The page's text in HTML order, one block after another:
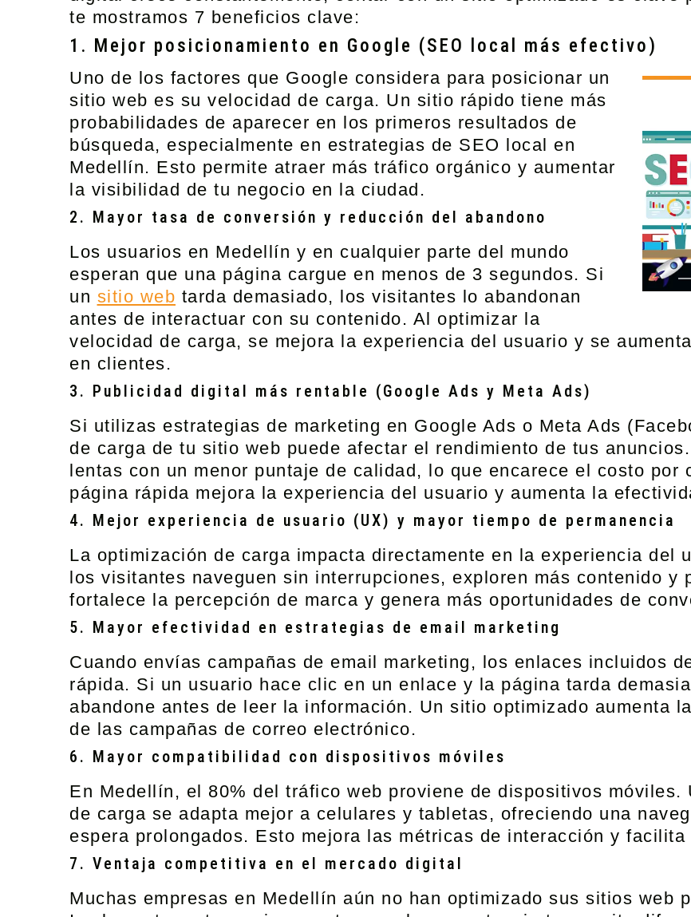
te mostramos 7 beneficios clave:
1. Mejor posicionamiento en Google (SEO local más efectivo)
Uno de los factores que Google considera para posicionar un
sitio web es su velocidad de carga. Un sitio rápido tiene más
probabilidades de aparecer en los primeros resultados de
búsqueda, especialmente en estrategias de SEO local en
Medellín. Esto permite atraer más tráfico orgánico y aumentar
la visibilidad de tu negocio en la ciudad.
2. Mayor tasa de conversión y reducción del abandono
Los usuarios en Medellín y en cualquier parte del mundo
esperan que una página cargue en menos de 3 segundos. Si
un sitio web tarda demasiado, los visitantes lo abandonan
antes de interactuar con su contenido. Al optimizar la
velocidad de carga, se mejora la experiencia del usuario y se
en clientes.
3. Publicidad digital más rentable (Google Ads y Meta Ads)
Si utilizas estrategias de marketing en Google Ads o Meta Ads
de carga de tu sitio web puede afectar el rendimiento de tus
lentas con un menor puntaje de calidad, lo que encarece el costo por
página rápida mejora la experiencia del usuario y aumenta la
4. Mejor experiencia de usuario (UX) y mayor tiempo de permanencia
La optimización de carga impacta directamente en la experiencia del
los visitantes naveguen sin interrupciones, exploren más contenido y
fortalece la percepción de marca y genera más oportunidades de
5. Mayor efectividad en estrategias de email marketing
Cuando envías campañas de email marketing , los enlaces incluidos
rápida. Si un usuario hace clic en un enlace y la página tarda
abandone antes de leer la información. Un sitio optimizado aumenta
de las campañas de correo electrónico.
6. Mayor compatibilidad con dispositivos móviles
En Medellín, el 80% del tráfico web proviene de dispositivos
de carga se adapta mejor a celulares y tabletas, ofreciendo una
espera prolongados. Esto mejora las métricas de interacción y
7. Ventaja competitiva en el mercado digital
Muchas empresas en Medellín aún no han optimizado sus sitios web